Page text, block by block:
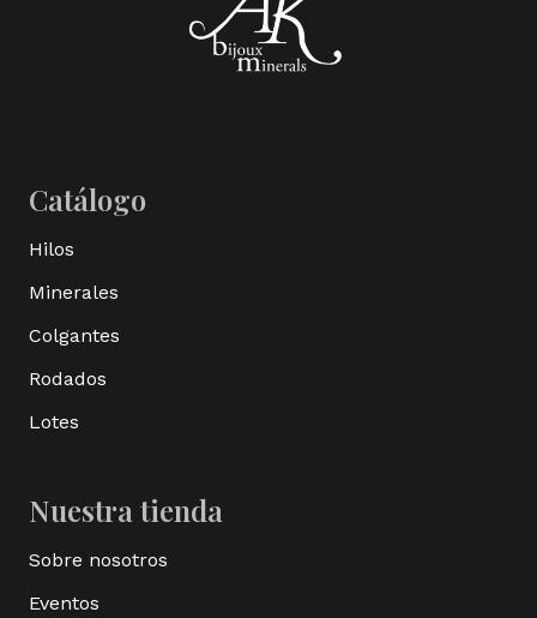
Catálogo
Hilos
Minerales
Colgantes
Rodados
Lotes
Nuestra tienda
Sobre nosotros
Eventos